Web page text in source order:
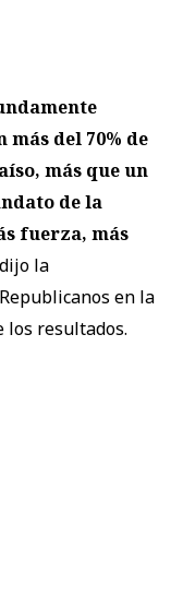
del 70% de
más que un
de la
fuerza, más
dijo la
en la
los resultados.